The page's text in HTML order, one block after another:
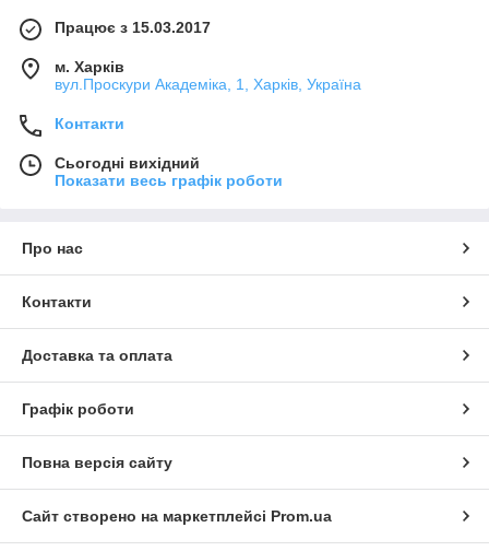
Працює з 15.03.2017
м. Харків
вул.Проскури Академіка, 1, Харків, Україна
Контакти
Сьогодні вихідний
Показати весь графік роботи
Про нас
Контакти
Доставка та оплата
Графік роботи
Повна версія сайту
Сайт створено на маркетплейсі Prom.ua